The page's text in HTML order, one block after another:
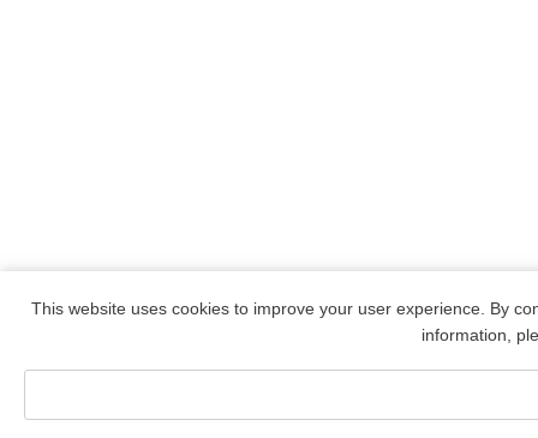
This website uses cookies to improve your user experience. By
information,